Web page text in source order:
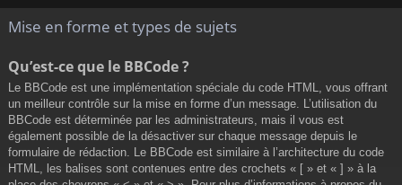
Mise en forme et types de sujets
Qu’est-ce que le BBCode ?
Le BBCode est une implémentation spéciale du code HTML, vous offrant
un meilleur contrôle sur la mise en forme d’un message. L’utilisation du
BBCode est déterminée par les administrateurs, mais il vous est
également possible de la désactiver sur chaque message depuis le
formulaire de rédaction. Le BBCode est similaire à l’architecture du code
HTML, les balises sont contenues entre des crochets « [ » et « ] » à la